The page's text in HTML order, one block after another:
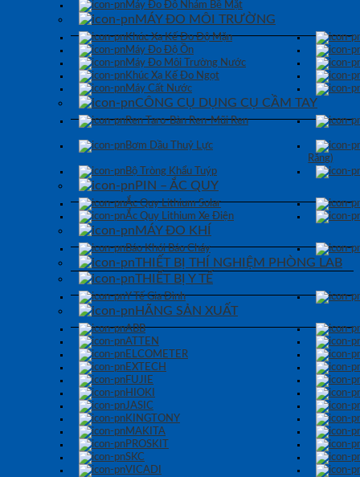
Máy Đo Độ Nhám Bề Mặt
MÁY ĐO MÔI TRƯỜNG
Khúc Xạ Kế Đo Độ Mặn
Máy Đo Độ Ồn
Máy Đo Môi Trường Nước
Khúc Xạ Kế Đo Ngọt
Máy Cất Nước
CÔNG CỤ DỤNG CỤ CẦM TAY
Ren Taro-Bàn Ren-Mũi Ren
Bơm Dầu Thuỷ Lực
Răng)
Bộ Tròng Khẩu Tuýp
PIN – ẮC QUY
Ắc Quy Lithium Solar
Ắc Quy Lithium Xe Điện
MÁY ĐO KHÍ
Báo Khói Báo Cháy
THIẾT BỊ THÍ NGHIỆM PHÒNG LAB
THIẾT BỊ Y TẾ
Y Tế Gia Đình
HÃNG SẢN XUẤT
ABB
ATTEN
ELCOMETER
EXTECH
FUJIE
HIOKI
JASIC
KINGTONY
MAKITA
PROSKIT
SKC
VICADI